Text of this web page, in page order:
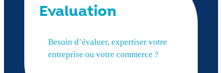
Evaluation
Besoin d’évaluer, expertiser votre
entreprise ou votre commerce ?